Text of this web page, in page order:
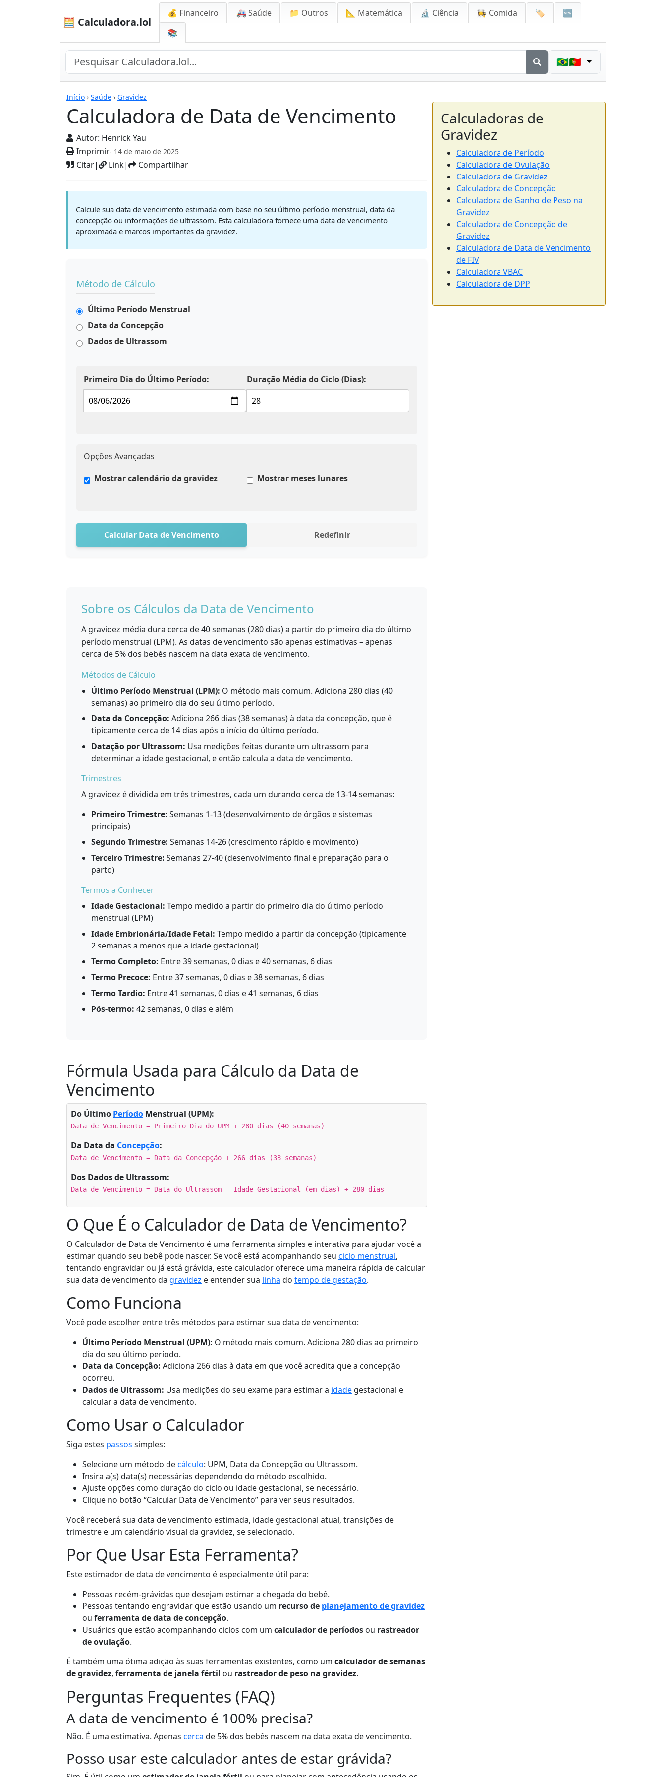
🧮 Calculadora.lol
💰 Financeiro 🚑 Saúde 📁 Outros 📐 Matemática 🔬 Ciência 👩‍🍳 Comida 🏷️
🆕
📚
🇧🇷🇵🇹
Início › Saúde › Gravidez
Calculadora de Data de Vencimento
Autor: Henrick Yau
Imprimir- 14 de maio de 2025
Citar| Link| Compartilhar
Calculadoras
Calcule sua data de vencimento estimada com base no seu último período menstrual, data da
concepção ou informações de ultrassom. Esta calculadora fornece uma data de vencimento
aproximada e marcos importantes da gravidez.
Método de Cálculo
Último Período Menstrual
Data da Concepção
Dados de Ultrassom
Primeiro Dia do Último Período: Duração Média do Ciclo (Dias):
Opções Avançadas
Mostrar calendário da gravidez Mostrar meses lunares
Calcular Data de Vencimento Redefinir
Sobre os Cálculos da Data de Vencimento
A gravidez média dura cerca de 40 semanas (280 dias) a partir do primeiro dia do último
período menstrual (LPM). As datas de vencimento são apenas estimativas – apenas
cerca de 5% dos bebês nascem na data exata de vencimento.
Métodos de Cálculo
Último Período Menstrual (LPM): O método mais comum. Adiciona 280 dias (40
semanas) ao primeiro dia do seu último período.
Data da Concepção: Adiciona 266 dias (38 semanas) à data da concepção, que é
tipicamente cerca de 14 dias após o início do último período.
Datação por Ultrassom: Usa medições feitas durante um ultrassom para
determinar a idade gestacional, e então calcula a data de vencimento.
Trimestres
A gravidez é dividida em três trimestres, cada um durando cerca de 13-14 semanas:
Primeiro Trimestre: Semanas 1-13 (desenvolvimento de órgãos e sistemas
principais)
Segundo Trimestre: Semanas 14-26 (crescimento rápido e movimento)
Terceiro Trimestre: Semanas 27-40 (desenvolvimento final e preparação para o
parto)
Termos a Conhecer
Idade Gestacional: Tempo medido a partir do primeiro dia do último período
menstrual (LPM)
Idade Embrionária/Idade Fetal: Tempo medido a partir da concepção (tipicamente
2 semanas a menos que a idade gestacional)
Termo Completo: Entre 39 semanas, 0 dias e 40 semanas, 6 dias
Termo Precoce: Entre 37 semanas, 0 dias e 38 semanas, 6 dias
Termo Tardio: Entre 41 semanas, 0 dias e 41 semanas, 6 dias
Pós-termo: 42 semanas, 0 dias e além
Fórmula Usada para Cálculo da Data de
Vencimento
Do Último Período Menstrual (UPM):
Data de Vencimento = Primeiro Dia do UPM + 280 dias (40 semanas)
Da Data da Concepção:
Data de Vencimento = Data da Concepção + 266 dias (38 semanas)
Dos Dados de Ultrassom:
Data de Vencimento = Data do Ultrassom - Idade Gestacional (em dias) + 280 dias
O Que É o Calculador de Data de Vencimento?
O Calculador de Data de Vencimento é uma ferramenta simples e interativa para ajudar você a
estimar quando seu bebê pode nascer. Se você está acompanhando seu ciclo menstrual,
tentando engravidar ou já está grávida, este calculador oferece uma maneira rápida de calcular
sua data de vencimento da gravidez e entender sua linha do tempo de gestação.
Como Funciona
Você pode escolher entre três métodos para estimar sua data de vencimento:
Último Período Menstrual (UPM): O método mais comum. Adiciona 280 dias ao primeiro
dia do seu último período.
Data da Concepção: Adiciona 266 dias à data em que você acredita que a concepção
ocorreu.
Dados de Ultrassom: Usa medições do seu exame para estimar a idade gestacional e
calcular a data de vencimento.
Como Usar o Calculador
Siga estes passos simples:
Selecione um método decálculo: UPM, Data da Concepção ou Ultrassom.
Insira a(s) data(s) necessárias dependendo do método escolhido.
Ajuste opções como duração do ciclo ou idade gestacional, se necessário.
Clique no botão “Calcular Data de Vencimento” para ver seus resultados.
Você receberá sua data de vencimento estimada, idade gestacional atual, transições de
trimestre e um calendário visual da gravidez, se selecionado.
Por Que Usar Esta Ferramenta?
Este estimador de data de vencimento é especialmente útil para:
Pessoas recém-grávidas que desejam estimar a chegada do bebê.
Pessoas tentando engravidar que estão usando um recurso de planejamento de gravidez
ou ferramenta de data de concepção.
Usuários que estão acompanhando ciclos com um calculador de períodos ou rastreador
de ovulação.
É também uma ótima adição às suas ferramentas existentes, como um calculador de semanas
de gravidez, ferramenta de janela fértil ou rastreador de peso na gravidez.
Perguntas Frequentes (FAQ)
A data de vencimento é 100% precisa?
Não. É uma estimativa. Apenas cerca de 5% dos bebês nascem na data exata de vencimento.
Posso usar este calculador antes de estar grávida?
Calculadoras de
Gravidez
Calculadora de Período
Calculadora de Ovulação
Calculadora de Gravidez
Calculadora de Concepção
Calculadora de Ganho de Peso na
Gravidez
Calculadora de Concepção de
Gravidez
Calculadora de Data de Vencimento
de FIV
Calculadora VBAC
Calculadora de DPP